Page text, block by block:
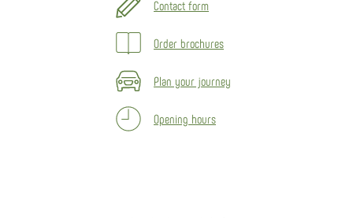
Contact form
Order brochures
Plan your journey
Opening hours